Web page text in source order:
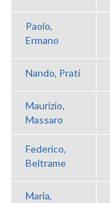
Paolo,
Ermano
Nando, Prati
Maurizio,
Massaro
Federico,
Beltrame
Maria,